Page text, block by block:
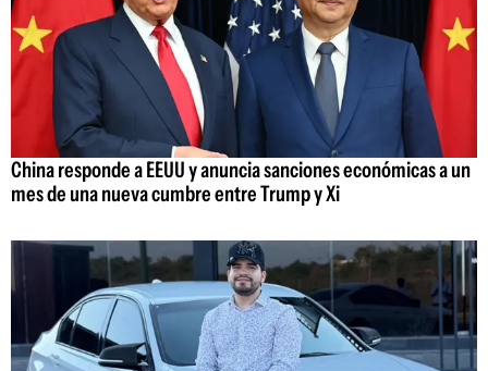
China responde a EEUU y anuncia sanciones económicas a un
mes de una nueva cumbre entre Trump y Xi